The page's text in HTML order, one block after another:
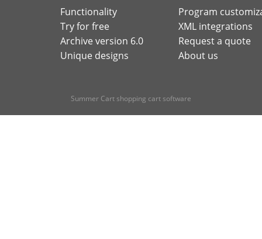
Functionality
Try for free
Archive version 6.0
Unique designs
Program
XML integrations
Request a quote
About us
Summer Cart shopping cart software